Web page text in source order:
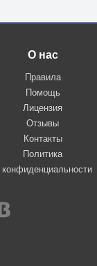
О нас
Правила
Помощь
Лицензия
Отзывы
Контакты
Политика
конфиденциальности